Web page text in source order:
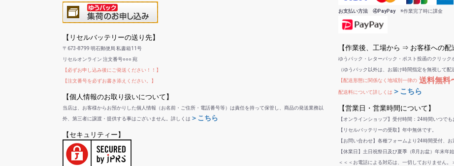
【リセルバッテリーの送り先】
〒673-8799 明石郵便局 私書箱11号
リセルオンライン 注文番号○○○ 宛
【必ずお申し込み後にご発送ください！！】
【注文番号を必ずお書き添えください。】
【個人情報のお取り扱いについて】
当店は、お客様からお預かりした個人情報（お名前・ご住所・電話番号等）は責任を持って保管し、商品の発送業務以
外、第三者に譲渡・提供する事はございません。詳しくは ＞こちら
【セキュリティー】
お支払い方法 ④PayPay※作業完了時に課金
【作業後、工場から ⇒ お客様への配
ゆうパック・レターパック・ポスト投函のクリック
（ゆうパック以外は、お届け時間指定を無視して配
【配送形態に関係なく地域別一律の 送料無料
配送料について詳しくは ＞こちら
【営業日・営業時間について】
【オンラインショップ】受付時間：24時間いつでも
【リセルバッテリーの受取】年中無休です。
【お問い合わせ】各種フォームより24時間受付、
【休業日】土日祝祭日及び夏季（8月お盆）年末年
＜＜＜お電話による対応は、一切しておりません。